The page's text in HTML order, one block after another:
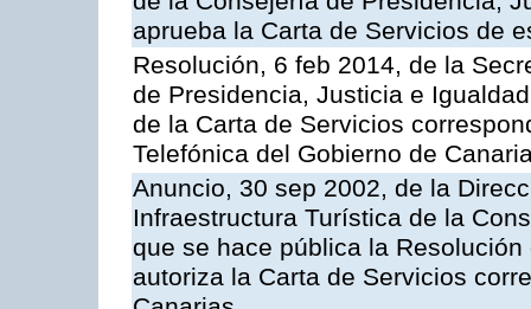
aprueba la Carta de Servicios de
Resolución, 6 feb 2014, de la
de Presidencia, Justicia e
de la Carta de Servicios
Telefónica del Gobierno de
Anuncio, 30 sep 2002, de la
Infraestructura Turística de la
que se hace pública la
autoriza la Carta de Servicios